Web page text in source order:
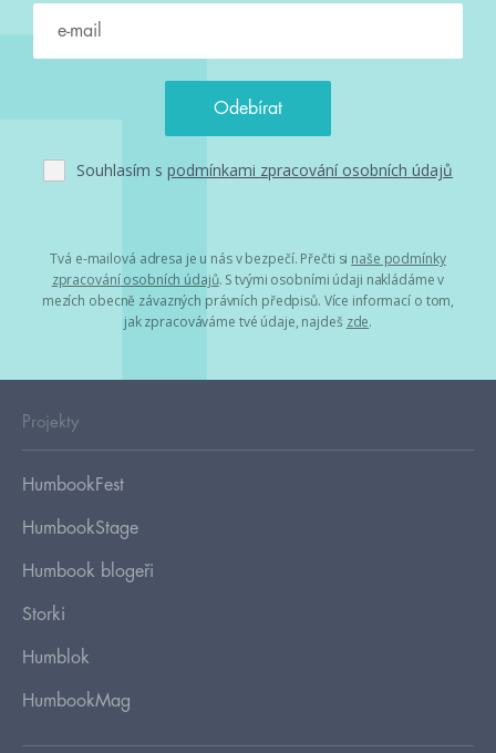
Souhlasím s podmínkami zpracování osobních údajů
Tvá e-mailová adresa je u nás v bezpečí. Přečti si naše podmínky
zpracování osobních údajů. S tvými osobními údaji nakládáme v
mezích obecně závazných právních předpisů. Více informací o tom,
jak zpracováváme tvé údaje, najdeš zde.
Projekty
HumbookFest
HumbookStage
Humbook blogeři
Storki
Humblok
HumbookMag